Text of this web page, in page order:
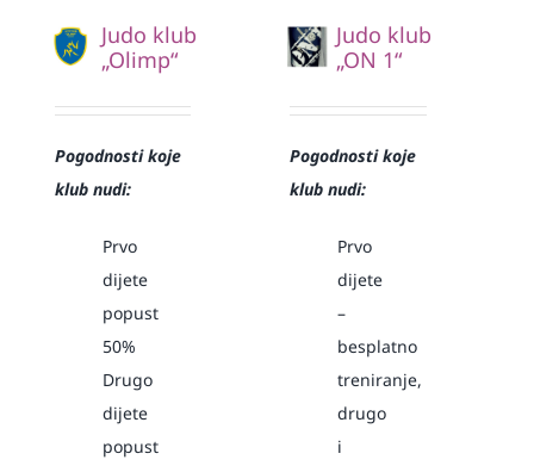
Judo klub
„Olimp“
Pogodnosti koje
klub nudi:
Prvo
dijete
popust
50%
Drugo
dijete
popust
Judo klub
„ON 1“
Pogodnosti koje
klub nudi:
Prvo
dijete
–
besplatno
treniranje,
drugo
i